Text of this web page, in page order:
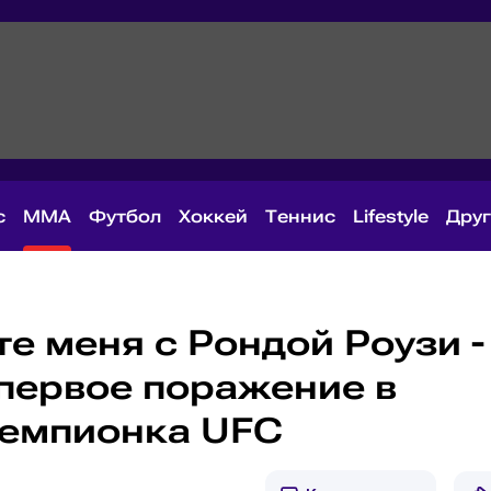
MMA Футбол Хоккей Теннис Lifestyle
меня с Рондой Роузи -
поражение в
UFC